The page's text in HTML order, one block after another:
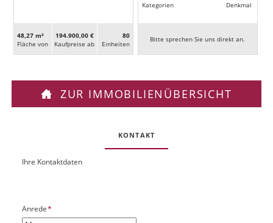
48,27 m²
Fläche von
194.900,00 €
Kaufpreise ab
80
Ein­heiten
Kategorien
Denkmal
Bitte sprechen Sie uns direkt an.
ZUR IMMOBILIENÜBERSICHT
KONTAKT
O
k
UIhre Kontaktdaten
P
f
Anrede*